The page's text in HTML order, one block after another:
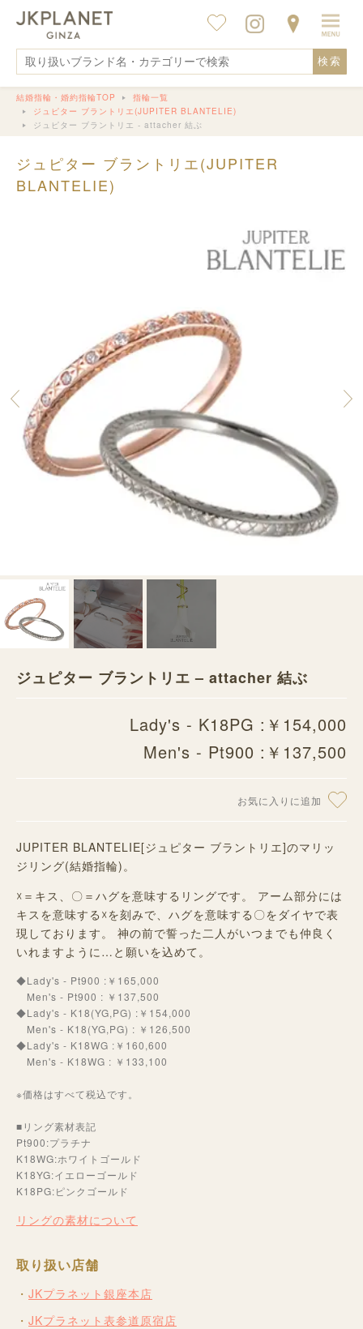
検索
結婚指輪・婚約指輪TOP
指輪一覧
ジュピター ブラントリエ(JUPITER BLANTELIE)
ジュピター ブラントリエ - attacher 結ぶ
ジュピター ブラントリエ(JUPITER
BLANTELIE)
ジュピター ブラントリエ – attacher 結ぶ
Lady's - K18PG :￥154,000
Men's - Pt900 :￥137,500
お気に入りに追加
JUPITER BLANTELIE[ジュピター ブラントリエ]のマリッ
ジリング(結婚指輪)。
☓＝キス、〇＝ハグを意味するリングです。 アーム部分には
キスを意味する☓を刻みで、ハグを意味する〇をダイヤで表
現しております。 神の前で誓った二人がいつまでも仲良く
いれますように…と願いを込めて。
◆Lady's - Pt900 :￥165,000
Men's - Pt900 : ￥137,500
◆Lady's - K18(YG,PG) :￥154,000
Men's - K18(YG,PG) : ￥126,500
◆Lady's - K18WG :￥160,600
Men's - K18WG : ￥133,100
※価格はすべて税込です。
■リング素材表記
Pt900:プラチナ
K18WG:ホワイトゴールド
K18YG:イエローゴールド
K18PG:ピンクゴールド
リングの素材について
取り扱い店舗
JKプラネット銀座本店
JKプラネット表参道原宿店